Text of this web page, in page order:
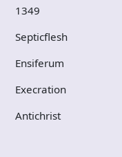
1349
Septicflesh
Ensiferum
Execration
Antichrist